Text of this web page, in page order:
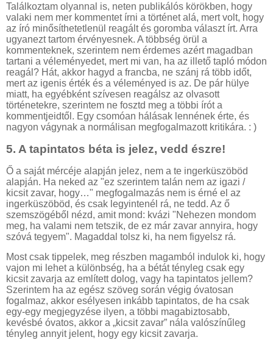
Találkoztam olyannal is, neten publikálós körökben, hogy
valaki nem mer kommentet írni a történet alá, mert volt, hogy
az író minősíthetetlenül reagált és goromba választ írt. Arra
ugyanezt tartom érvényesnek. A többség örül a
kommenteknek, szerintem nem érdemes azért magadban
tartani a véleményedet, mert mi van, ha az illető tapló módon
reagál? Hát, akkor hagyd a francba, ne szánj rá több időt,
mert az igenis érték és a véleményed is az. De pár hülye
miatt, ha egyébként szívesen reagálsz az olvasott
történetekre, szerintem ne fosztd meg a többi írót a
kommentjeidtől. Egy csomóan hálásak lennének érte, és
nagyon vágynak a normálisan megfogalmazott kritikára. : )
5. A tapintatos béta is jelez, vedd észre!
Ő a saját mércéje alapján jelez, nem a te ingerküszöböd
alapján. Ha neked az "ez szerintem talán nem az igazi /
kicsit zavar, hogy…" megfogalmazás nem is érné el az
ingerküszöböd, és csak legyintenél rá, ne tedd. Az ő
szemszögéből nézd, amit mond: kvázi "Nehezen mondom
meg, ha valami nem tetszik, de ez már zavar annyira, hogy
szóvá tegyem". Magaddal tolsz ki, ha nem figyelsz rá.
Most csak tippelek, meg részben magamból indulok ki, hogy
vajon mi lehet a különbség, ha a bétát tényleg csak egy
kicsit zavarja az említett dolog, vagy ha tapintatos jellem?
Szerintem ha az egész szöveg során végig óvatosan
fogalmaz, akkor esélyesen inkább tapintatos, de ha csak
egy-egy megjegyzése ilyen, a többi magabiztosabb,
kevésbé óvatos, akkor a „kicsit zavar” nála valószínűleg
tényleg annyit jelent, hogy egy kicsit zavarja.